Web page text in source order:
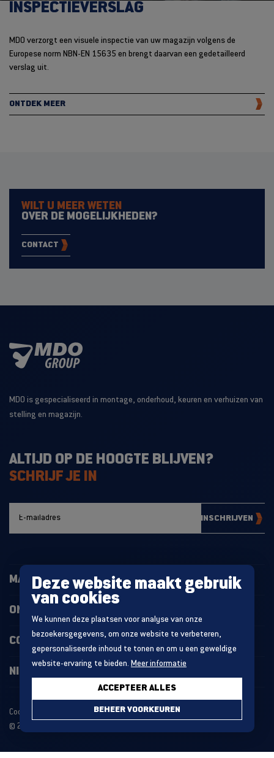
Deze website maakt gebruik
van cookies
We kunnen deze plaatsen voor analyse van onze
bezoekersgegevens, om onze website te verbeteren,
gepersonaliseerde inhoud te tonen en om u een geweldige
website-ervaring te bieden. Meer informatie
BEHEER VOORKEUREN
ACCEPTEER ALLES
INSPECTIEVERSLAG
MDO verzorgt een visuele inspectie van uw magazijn volgens de
Europese norm NBN-EN 15635 en brengt daarvan een gedetailleerd
verslag uit.
ONTDEK MEER
WILT U MEER WETEN
OVER DE MOGELIJKHEDEN?
CONTACT
MDO is gespecialiseerd in montage, onderhoud, keuren en verhuizen van
stelling en magazijn.
ALTIJD OP DE HOOGTE BLIJVEN?
SCHRIJF JE IN
INSCHRIJVEN
MAGAZIJNINRICHTING
ONZE PROJECTEN
CONTACT
NIEUWS
Cookie statement
Algemene voorwaarden
© 2026 MDO GROUP